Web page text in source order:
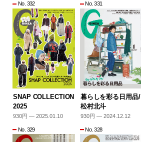
No. 332
SNAP COLLECTION
2025
930円 — 2025.01.10
No. 331
暮らしを彩る日用品/
松村北斗
930円 — 2024.12.12
No. 329 No. 328